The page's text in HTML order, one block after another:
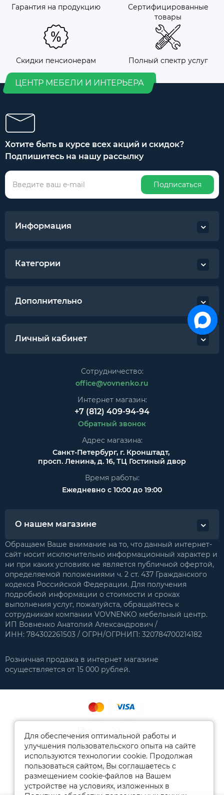
Гарантия на продукцию
Сертифицированные
товары
Скидки пенсионерам Полный спектр услуг
ЦЕНТР МЕБЕЛИ И ИНТЕРЬЕРА
Хотите быть в курсе всех акций и скидок?
Подпишитесь на нашу рассылку
Подписаться
Информация
Категории
Дополнительно
Личный кабинет
Сотрудничество:
office@vovnenko.ru
Интернет магазин:
+7 (812) 409-94-94
Обратный звонок
Адрес магазина:
Санкт-Петербург, г. Кронштадт,
просп. Ленина, д. 16, ТЦ Гостиный двор
Время работы:
Ежедневно с 10:00 до 19:00
О нашем магазине
Обращаем Ваше внимание на то, что данный интернет-
сайт носит исключительно информационный характер и
ни при каких условиях не является публичной офертой,
определяемой положениями ч. 2 ст. 437 Гражданского
кодекса Российской Федерации. Для получения
подробной информации о стоимости и сроках
выполнения услуг, пожалуйста, обращайтесь к
сотрудникам компании VOVNENKO мебельный центр.
ИП Вовненко Анатолий Александрович /
ИНН: 784302261503 / ОГРН/ОГРНИП: 320784700214182
Розничная продажа в интернет магазине
осуществляется от 15 000 рублей.
VOVNENKO.RU © 2026
Для обеспечения оптимальной работы и
улучшения пользовательского опыта на сайте
используются технологии cookie. Продолжая
пользоваться сайтом, Вы соглашаетесь с
размещением cookie-файлов на Вашем
устройстве на условиях, изложенных в